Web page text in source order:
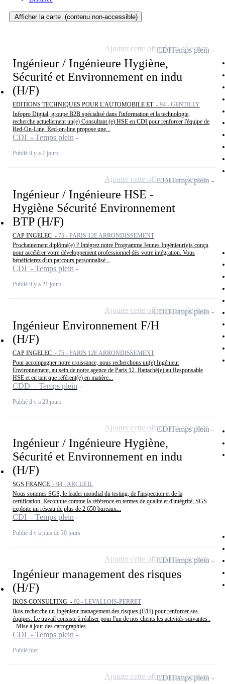
Afficher la carte (contenu non-accessible)
Ingénieur / Ingénieure Hygiène,
Sécurité et Environnement en indu
(H/F)
EDITIONS TECHNIQUES POUR L'AUTOMOBILE ET - 94 - GENTILLY
Infopro Digital, groupe B2B spécialisé dans l'information et la technologie,
recherche actuellement un(e) Consultant (e) HSE en CDI pour renforcer l'équipe de
Red-On-Line. Red-on-line propose une...
CDI - Temps plein
Publié il y a 7 jours
CDITemps plein
Ajouter cette offre à ma sélection
Ingénieur / Ingénieure HSE -
Hygiène Sécurité Environnement
BTP (H/F)
CAP INGELEC - 75 - PARIS 12E ARRONDISSEMENT
Prochainement diplômé(e) ? Intégrez notre Programme Jeunes Ingénieur(e)s conçu
pour accélérer votre développement professionnel dès votre intégration. Vous
bénéficierez d'un parcours personnalisé...
CDI - Temps plein
Publié il y a 21 jours
CDITemps plein
Ajouter cette offre à ma sélection
Ingénieur Environnement F/H
(H/F)
CAP INGELEC - 75 - PARIS 12E ARRONDISSEMENT
Pour accompagner notre croissance, nous recherchons un(e) Ingénieur
Environnement, au sein de notre agence de Paris 12. Rattaché(e) au Responsable
HSE et en tant que référent(e) en matière...
CDD - Temps plein
Publié il y a 23 jours
CDDTemps plein
Ajouter cette offre à ma sélection
Ingénieur / Ingénieure Hygiène,
Sécurité et Environnement en indu
(H/F)
SGS FRANCE - 94 - ARCUEIL
Nous sommes SGS, le leader mondial du testing, de l'inspection et de la
certification. Reconnue comme la référence en termes de qualité et d'intégrité, SGS
exploite un réseau de plus de 2 650 bureaux...
CDI - Temps plein
Publié il y a plus de 30 jours
CDITemps plein
Ajouter cette offre à ma sélection
Ingénieur management des risques
(H/F)
IKOS CONSULTING - 92 - LEVALLOIS-PERRET
Ikos recherche un Ingénieur management des risques (F/H) pour renforcer ses
équipes. Le travail consiste à réaliser pour l'un de nos clients les activités suivantes :
- Mise à jour des cartographies...
CDI - Temps plein
Publié hier
CDITemps plein
Ajouter cette offre à ma sélection
CDITemps plein
Ajouter cette offre à ma sélection